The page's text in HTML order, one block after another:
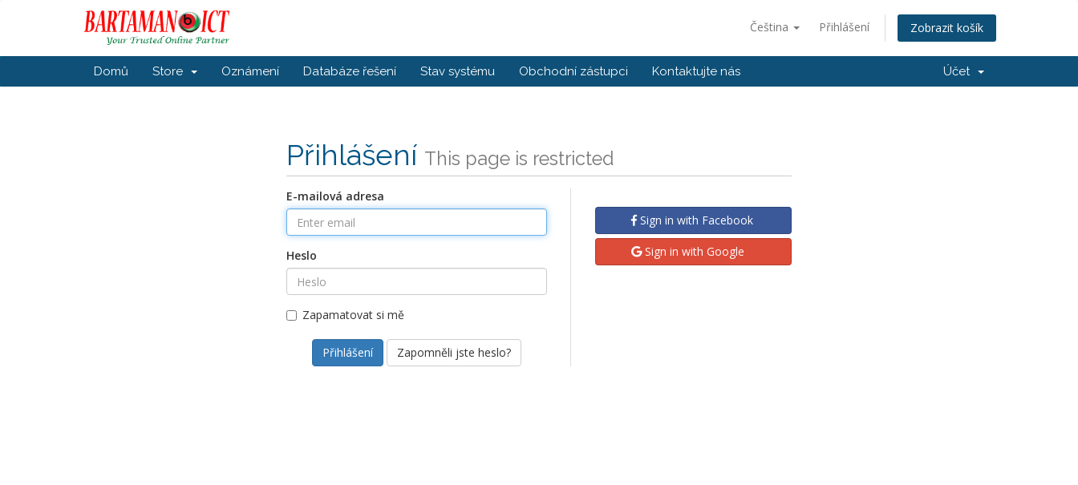
Čeština Přihlášení Zobrazit košík
Domů Store Oznámení Databáze řešení Stav systému Obchodní zástupci Kontaktujte nás Účet
Přihlášení This page is restricted
E-mailová adresa
Heslo
Zapamatovat si mě
Zapomněli jste heslo?
Sign in with Facebook
Sign in with Google